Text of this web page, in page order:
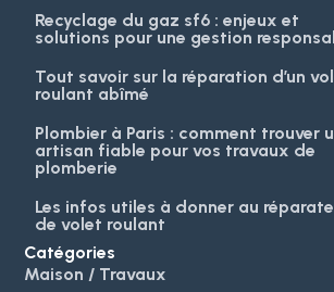
Recyclage du gaz sf6 : enjeux et
solutions pour une gestion
Tout savoir sur la réparation d’un
roulant abîmé
Plombier à Paris : comment trouver
artisan fiable pour vos travaux de
plomberie
Les infos utiles à donner au
de volet roulant
Catégories
Maison / Travaux